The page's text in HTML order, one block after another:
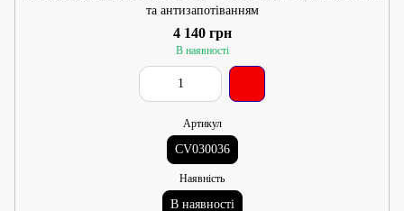
та антизапотіванням
4 140 грн
В наявності
Артикул
CV030036
Наявність
В наявності